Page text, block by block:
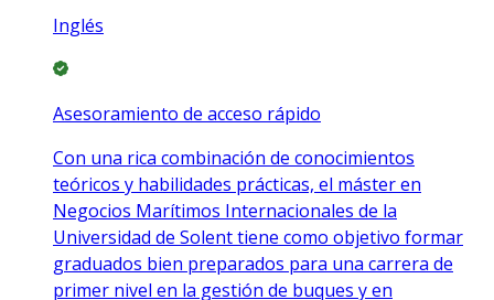
Inglés
Asesoramiento de acceso rápido
Con una rica combinación de conocimientos
teóricos y habilidades prácticas, el máster en
Negocios Marítimos Internacionales de la
Universidad de Solent tiene como objetivo formar
graduados bien preparados para una carrera de
primer nivel en la gestión de buques y en